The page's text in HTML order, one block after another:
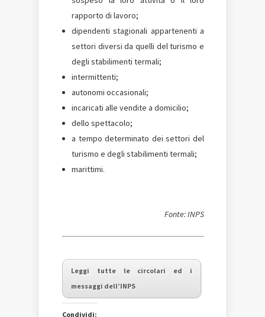
rapporto di lavoro;
dipendenti stagionali appartenenti a
settori diversi da quelli del turismo e
degli stabilimenti termali;
intermittenti;
autonomi occasionali;
incaricati alle vendite a domicilio;
dello spettacolo;
a tempo determinato dei settori del
turismo e degli stabilimenti termali;
marittimi.
Fonte: INPS
Leggi tutte le circolari ed i
messaggi dell’INPS
Condividi: